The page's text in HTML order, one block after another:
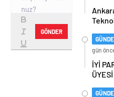
GÖNDER
Nasıl
Bilir
gün
İYİ